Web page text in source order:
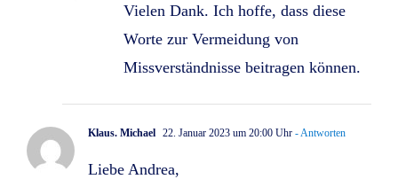
Vielen Dank. Ich hoffe, dass diese
Worte zur Vermeidung von
Missverständnisse beitragen können.
Klaus. Michael 22. Januar 2023 um 20:00 Uhr - Antworten
Liebe Andrea,